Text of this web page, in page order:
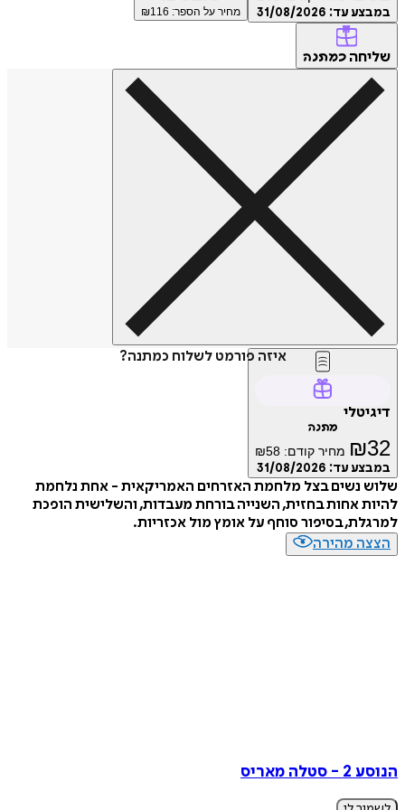
עד:31/08/2026 מחיר על הספר: ₪116
כמתנה
איזה פורמט לשלוח כמתנה?
₪ מחיר קודם: ₪58
עד:31/08/2026
נשים בצל מלחמת האזרחים האמריקאית - אחת נלחמת
אחות בחזית, השנייה בורחת מעבדות, והשלישית הופכת
בסיפור סוחף על אומץ מול אכזריות.
מהירה
מאריס